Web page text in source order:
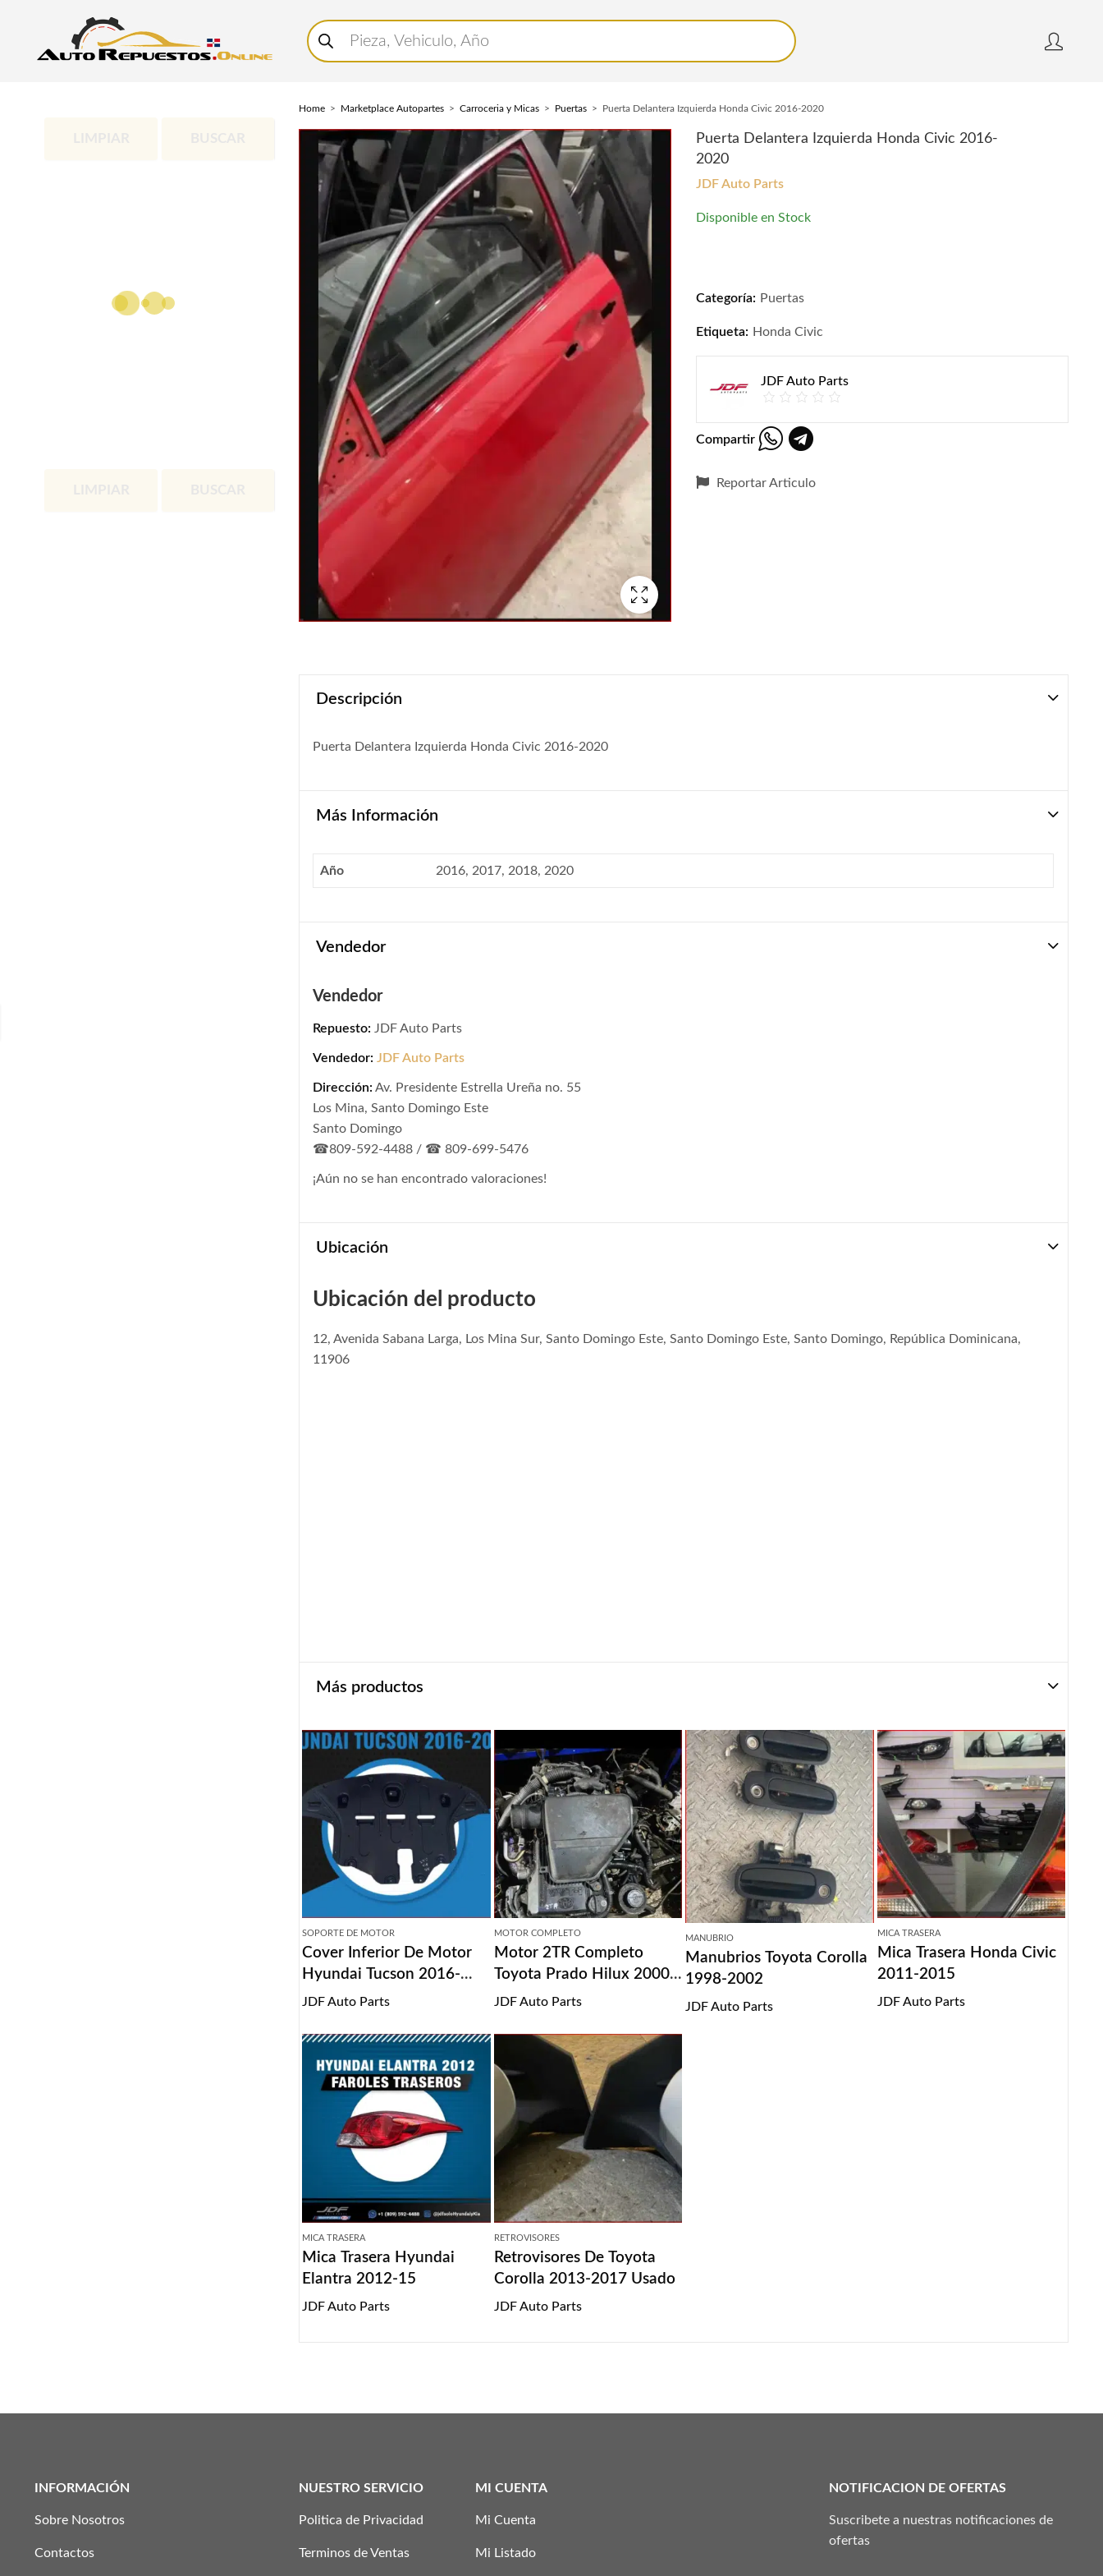
Buscar
productos
Home Marketplace Autopartes Carroceria y Micas Puertas Puerta Delantera Izquierda Honda Civic 2016-2020
Puerta Delantera Izquierda Honda Civic 2016-
2020
JDF Auto Parts
Disponible en Stock
Categoría: Puertas
Etiqueta: Honda Civic
JDF Auto Parts
Compartir
Reportar Articulo
Descripción
Puerta Delantera Izquierda Honda Civic 2016-2020
Más Información
Año 2016, 2017, 2018, 2020
Vendedor
Vendedor
Repuesto: JDF Auto Parts
Vendedor:JDF Auto Parts
Dirección: Av. Presidente Estrella Ureña no. 55
Los Mina, Santo Domingo Este
Santo Domingo
☎809-592-4488 / ☎ 809-699-5476
¡Aún no se han encontrado valoraciones!
Ubicación
Ubicación del producto
12, Avenida Sabana Larga, Los Mina Sur, Santo Domingo Este, Santo Domingo Este, Santo Domingo, República Dominicana,
11906
Más productos
SOPORTE DE MOTOR
Cover Inferior De Motor
Hyundai Tucson 2016-
2018
JDF Auto Parts
MOTOR COMPLETO
Motor 2TR Completo
Toyota Prado Hilux 2000-
2007
JDF Auto Parts
MANUBRIO
Manubrios Toyota Corolla
1998-2002
JDF Auto Parts
MICA TRASERA
Mica Trasera Honda Civic
2011-2015
JDF Auto Parts
MICA TRASERA
Mica Trasera Hyundai
Elantra 2012-15
JDF Auto Parts
RETROVISORES
Retrovisores De Toyota
Corolla 2013-2017 Usado
JDF Auto Parts
INFORMACIÓN
Sobre Nosotros
Contactos
NUESTRO SERVICIO
Politica de Privacidad
Terminos de Ventas
MI CUENTA
Mi Cuenta
Mi Listado
NOTIFICACION DE OFERTAS
Suscribete a nuestras notificaciones de
ofertas